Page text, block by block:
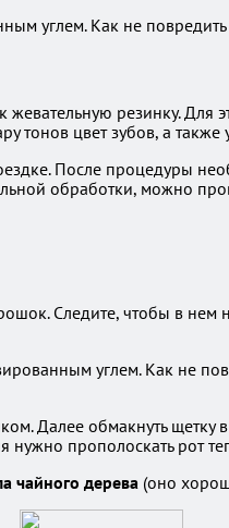
резинку. Для
тонов цвет зубов, а
После процедуры
обработки, можно
Следите, чтобы в
Далее обмакнуть
нужно прополоскать рот
чайного дерева (оно